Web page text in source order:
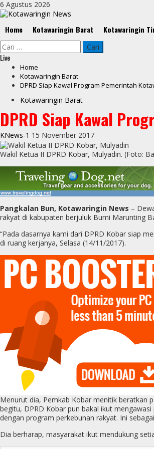
Skip
to
6 Agustus 2026
Menu
Home Kotawaringin Barat Kotawaringin
Cari
untuk:
Live
Home
Kotawaringin Barat
DPRD Siap Kawal Program Pemerintah
Kotawaringin Barat
DPRD Siap Kawal
KNews-1 15 November 2017
Wakil Ketua II DPRD Kobar, Mulyadin. (Foto:
Pangkalan Bun, Kotawaringin News –
rakyat di kabupaten berjuluk Bumi Marunting
“Pada dasarnya kami dari DPRD Kobar siap
di ruang kerjanya, Selasa (14/11/2017).
Menurut dia, Pemkab Kobar menitik beratkan
begitu, DPRD Kobar pun bakal ikut
dengan program perkebunan rakyat. Ini
Dia berharap, masyarakat ikut mendukung